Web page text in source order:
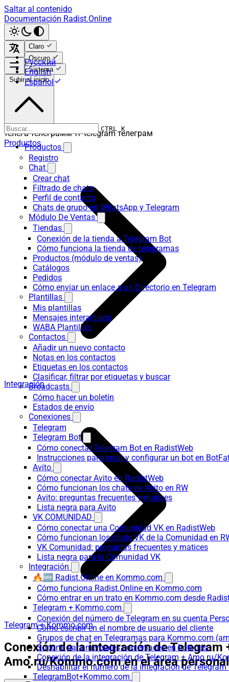
Saltar al contenido
Documentación Radist.Online
Claro
Oscuro
Sistema
Русский
English
Español
CTRL K
Productos
Registro
Chat
Crear chat
Filtrado de chats
Perfil de contacto
Chats de grupo en WhatsApp y Telegram
Módulo De Ventas
Tiendas
Conexión de la tienda a Telegram Bot
Cómo funciona la tienda de telegramas
Productos (módulo de ventas)
Catálogos
Pedidos
Cómo enviar un enlace a un Directorio en Telegram
Plantillas
Mis plantillas
Mensajes interactivos
WABA Plantillas
Contactos
Añadir un nuevo contacto
Notas en los contactos
Etiquetas en los contactos
Clasificar, filtrar por etiquetas y buscar
Broadcasts
Cómo hacer un boletín
Estados de envío
Conexiones
Telegram
Telegram Bot
Cómo conectar Telegram Bot en RadistWeb
Instrucciones para crear y configurar un bot en
Avito
Cómo conectar Avito en RadistWeb
Cómo funcionan los chats de Avito en RW
Avito: preguntas frecuentes y matices
Lista negra para Avito
VK COMUNIDAD
Cómo conectar una Comunidad VK en RadistWeb
Cómo funcionan los chats VK de la Comunidad en
VK Comunidad: preguntas frecuentes y matices
Lista negra para la Comunidad VK
Integración
🔥🆕 Radist.Online en Kommo.com
Cómo funciona Radist.Online en Kommo.com
Cómo entrar en un trato en Kommo.com desde
Telegram + Kommo.com
Conexión del número de Telegram en su cuenta
Cómo escribir en el nombre de usuario del cliente
Grupos de chat en Telegramas para Kommo.com
Soporte para mensajes con enlaces en botones:
Conexión de la integración de Telegram + Amo.ru/
Deshabilitar el número de la integración de
TelegramBot+Kommo.com
Subir al inicio
телега телеграмм тг telegram телеграм
Productos
Integración
Telegram + Kommo.com
Conexión de la integración de Telegram
Amo.ru/Kommo.com en el área personal